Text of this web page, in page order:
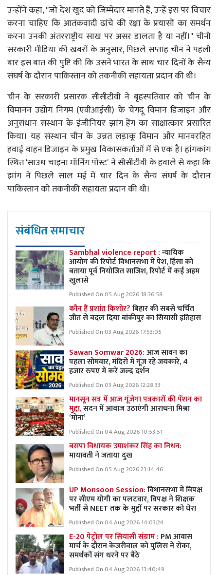
उन्होंने कहा, ''जो देश खुद को जिम्मेदार मानते हैं, उन्हें इस पर विचार
करना चाहिए कि आतंकवादी ढांचे की रक्षा के प्रयासों का समर्थन
करना उनकी अंतरराष्ट्रीय साख पर असर डालता है या नहीं।'' चीनी
सरकारी मीडिया की खबरों के अनुसार, पिछले सप्ताह चीन ने पहली
बार इस बात की पुष्टि की कि उसने भारत के साथ चार दिनों के सैन्य
संघर्ष के दौरान पाकिस्तान को तकनीकी सहायता प्रदान की थी।
चीन के सरकारी प्रसारक सीसीटीवी ने बृहस्पतिवार को चीन के
विमानन उद्योग निगम (एवीआईसी) के चेंगदू विमान डिजाइन और
अनुसंधान संस्थान के इंजीनियर झांग हेंग का साक्षात्कार प्रसारित
किया। यह संस्थान चीन के उन्नत लड़ाकू विमान और मानवरहित
हवाई वाहन डिजाइन के प्रमुख विकासकर्ताओं में से एक है। हांगकांग
स्थित 'साउथ चाइना मॉर्निंग पोस्ट' ने सीसीटीवी के हवाले से कहा कि
झांग ने पिछले साल मई में चार दिन के सैन्य संघर्ष के दौरान
पाकिस्तान को तकनीकी सहायता प्रदान की थी।
संबंधित समाचार
Sambhal violence report :न्यायिक
आयोग की रिपोर्ट विधानसभा में पेश, हिंसा को
बताया पूर्व नियोजित साजिश, रिपोर्ट में कई अहम
खुलासे
Published On 05 Aug 2026 18:36:58
कौन हैं प्रशांत किशोर?बिहार की सबसे चर्चित
जीत से बदल दिया बांकीपुर का सियासी इतिहास
Published On 03 Aug 2026 17:53:05
Sawan Somwar 2026:आज सावन का
पहला सोमवार, मंदिरों में गूंज रहे जयकारे, 4
हजार रुपए में करें जल्द दर्शन
Published On 03 Aug 2026 12:28:33
मानसून सत्र में आज गूंजेगा पत्रकारों की पेंशन का
मुद्दा,सदन में आवाज उठाएंगी आराधना मिश्रा
‘मोना’
Published On 04 Aug 2026 10:53:51
बसपा विधायक उमाशंकर सिंह का निधन:
मायावती ने जताया दुख
Published On 05 Aug 2026 23:14:46
UP Monsoon Session:विधानसभा में विपक्ष
पर सीएम योगी का पलटवार, विपक्ष ने शिक्षक
भर्ती से NEET तक के मुद्दों पर सरकार को घेरा
Published On 04 Aug 2026 14:03:24
E-20 पेट्रोल पर सियासी संग्राम : PM आवास
मार्च के दौरान केजरीवाल को पुलिस ने रोका,
समर्थकों संग धरने पर बैठे
Published On 04 Aug 2026 13:40:49